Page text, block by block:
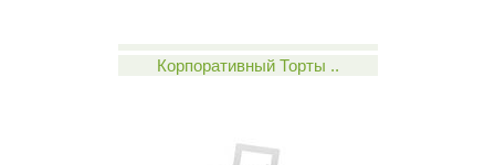
Корпоративный Торты ..